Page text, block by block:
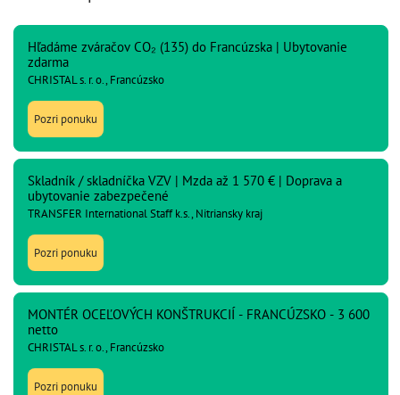
Hľadáme zváračov CO₂ (135) do Francúzska | Ubytovanie
zdarma
CHRISTAL s. r. o., Francúzsko
Pozri ponuku
Skladník / skladníčka VZV | Mzda až 1 570 € | Doprava a
ubytovanie zabezpečené
TRANSFER International Staff k.s., Nitriansky kraj
Pozri ponuku
MONTÉR OCEĽOVÝCH KONŠTRUKCIÍ - FRANCÚZSKO - 3 600
netto
CHRISTAL s. r. o., Francúzsko
Pozri ponuku